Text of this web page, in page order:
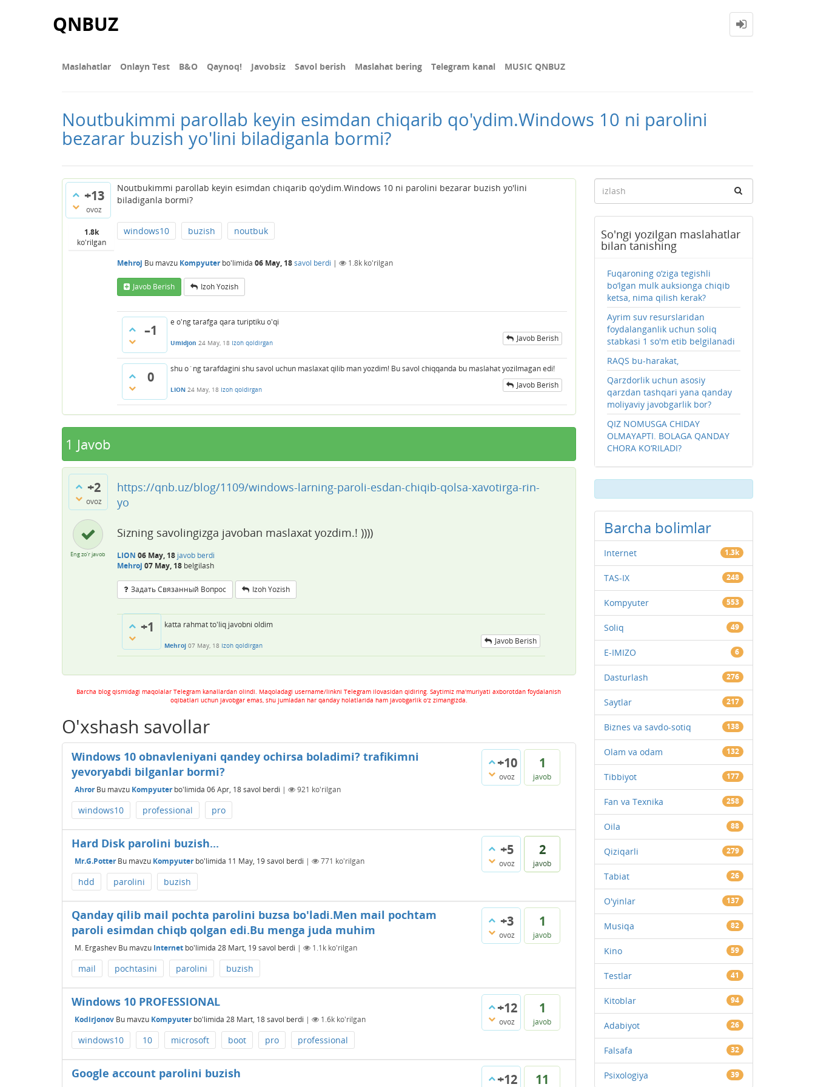
QNBUZ
Maslahatlar Onlayn Test В&О Qaynoq! Javobsiz Savol berish Maslahat bering Telegram kanal MUSIC QNBUZ
Noutbukimmi parollab keyin esimdan chiqarib qo'ydim.Windows 10 ni parolini
bezarar buzish yo'lini biladiganla bormi?
+13
ovoz
1.8k
ko'rilgan
Noutbukimmi parollab keyin esimdan chiqarib qo'ydim.Windows 10 ni parolini bezarar buzish yo'lini
biladiganla bormi?
windows10 buzish noutbuk
Mehroj Bu mavzu Kompyuterbo'limida 06 May, 18savol berdi | 1.8k ko'rilgan
Javob Berish Izoh Yozish
–1
e o'ng tarafga qara turiptiku o'qi
Umidjon 24 May, 18 Izoh qoldirgan Javob Berish
0
shu o`ng tarafdagini shu savol uchun maslaxat qilib man yozdim! Bu savol chiqqanda bu maslahat yozilmagan edi!
LION 24 May, 18 Izoh qoldirgan Javob Berish
1 Javob
+2
ovoz
Eng zo'r javob
https://qnb.uz/blog/1109/windows-larning-paroli-esdan-chiqib-qolsa-xavotirga-rin-
yo
Sizning savolingizga javoban maslaxat yozdim.! ))))
LION 06 May, 18 javob berdi
Mehroj 07 May, 18 belgilash
Задать Связанный Вопрос Izoh Yozish
+1 katta rahmat to'liq javobni oldim
Mehroj 07 May, 18 Izoh qoldirgan Javob Berish
Barcha blog qismidagi maqolalar Telegram kanallardan olindi. Maqoladagi username/linkni Telegram ilovasidan qidiring. Saytimiz ma'muriyati axborotdan foydalanish
oqibatlari uchun javobgar emas, shu jumladan har qanday holatlarida ham javobgarlik o'z zimangizda.
O'xshash savollar
+10
ovoz
1
javob
Windows 10 obnavleniyani qandey ochirsa boladimi? trafikimni
yevoryabdi bilganlar bormi?
Ahror Bu mavzu Kompyuterbo'limida 06 Apr, 18savol berdi | 921 ko'rilgan
windows10 professional pro
+5
ovoz
2
javob
Hard Disk parolini buzish...
Mr.G.Potter Bu mavzu Kompyuterbo'limida 11 May, 19savol berdi | 771 ko'rilgan
hdd parolini buzish
+3
ovoz
1
javob
Qanday qilib mail pochta parolini buzsa bo'ladi.Men mail pochtam
paroli esimdan chiqb qolgan edi.Bu menga juda muhim
M. Ergashev Bu mavzu Internet bo'limida 28 Mart, 19savol berdi | 1.1k ko'rilgan
mail pochtasini parolini buzish
+12
ovoz
1
javob
Windows 10 PROFESSIONAL
Kodirjonov Bu mavzu Kompyuterbo'limida 28 Mart, 18savol berdi | 1.6k ko'rilgan
windows10 10 microsoft boot pro professional
+12 11
Google account parolini buzish
So'ngi yozilgan maslahatlar
bilan tanishing
Fuqaroning o‘ziga tegishli
bo‘lgan mulk auksionga chiqib
ketsa, nima qilish kerak?
Ayrim suv resurslaridan
foydalanganlik uchun soliq
stabkasi 1 so'm etib belgilanadi
RAQS bu-harakat,
Qarzdorlik uchun asosiy
qarzdan tashqari yana qanday
moliyaviy javobgarlik bor?
QIZ NOMUSGA CHIDAY
OLMAYAPTI. BOLAGA QANDAY
CHORA KO‘RILADI?
Barcha bolimlar
Internet 1.3k
TAS-IX 248
Kompyuter 553
Soliq 49
E-IMIZO 6
Dasturlash 276
Saytlar 217
Biznes va savdo-sotiq 138
Olam va odam 132
Tibbiyot 177
Fan va Texnika 258
Oila 88
Qiziqarli 279
Tabiat 26
O'yinlar 137
Musiqa 82
Kino 59
Testlar 41
Kitoblar 94
Adabiyot 26
Falsafa 32
Psixologiya 39